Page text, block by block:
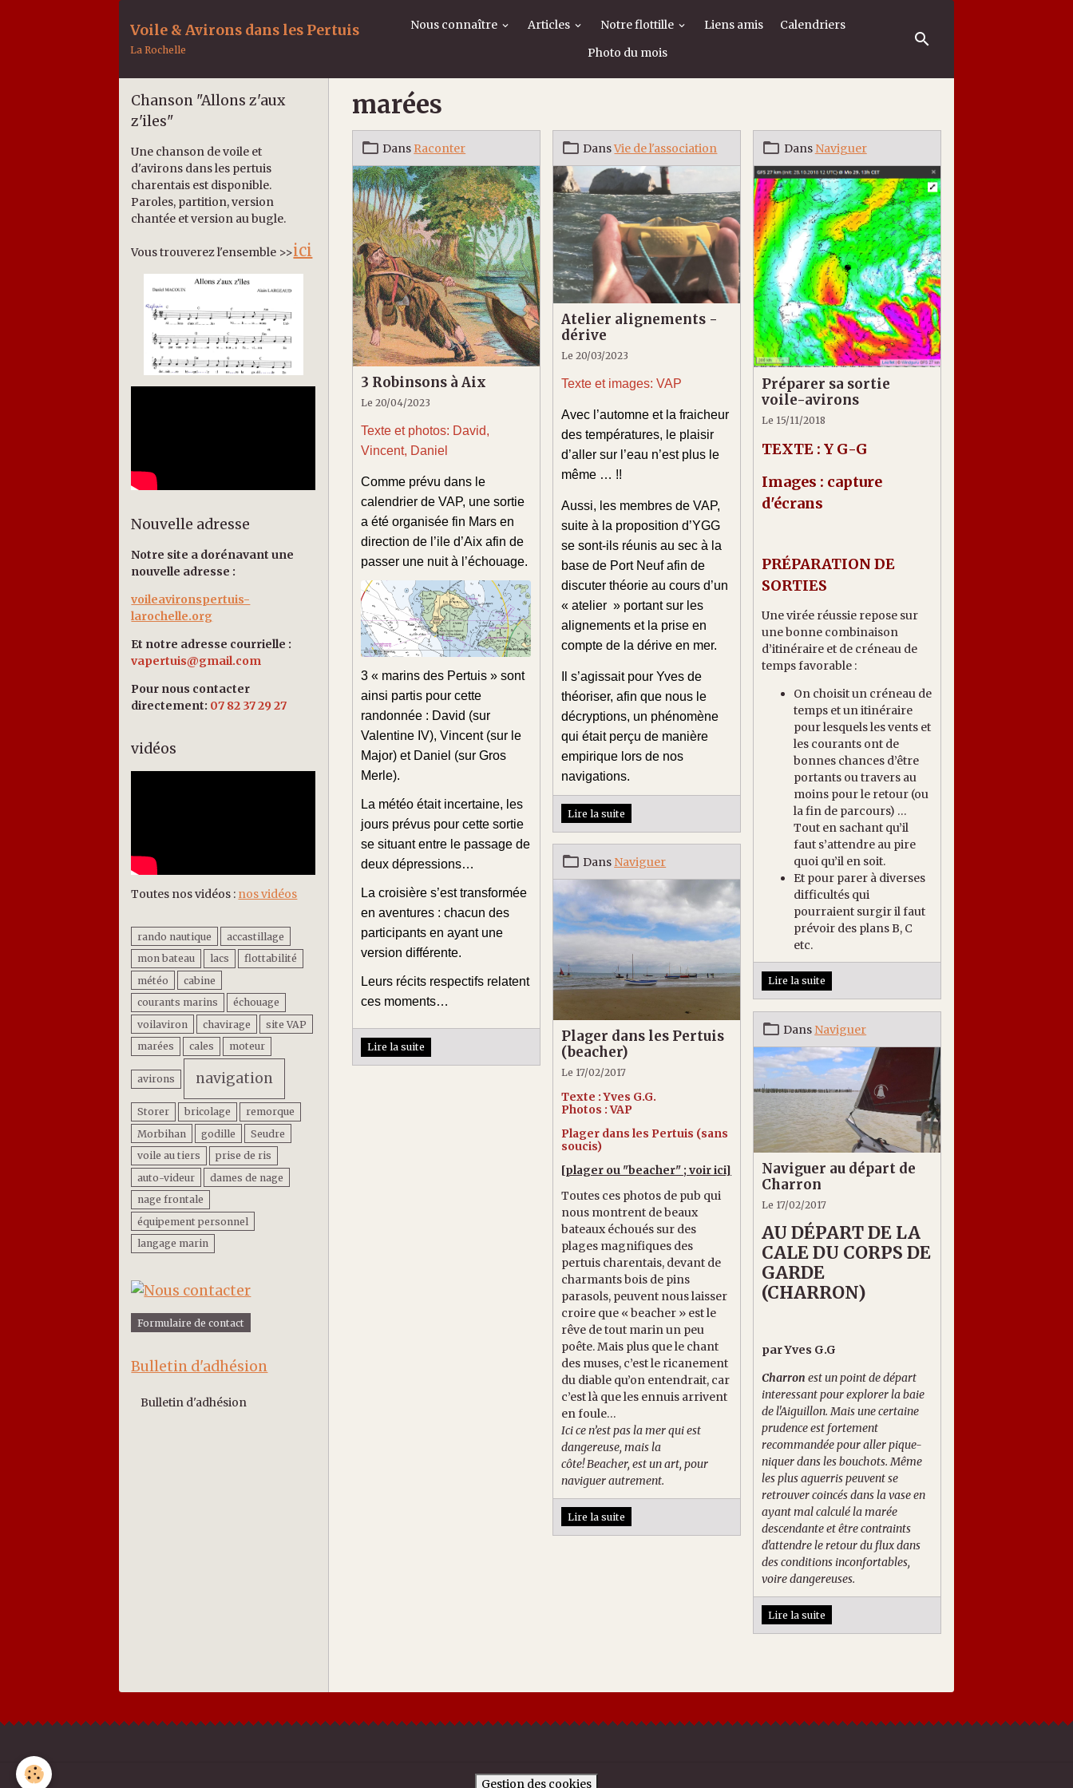
Voile & Avirons dans les Pertuis
La Rochelle
Nous connaître Articles Notre flottille Liens amis
Calendriers
Photo du mois
marées
Dans Raconter
3 Robinsons à Aix
Le 20/04/2023
Texte et photos: David,
Vincent, Daniel
Comme prévu dans le
calendrier de VAP, une sortie
a été organisée fin Mars en
direction de l’ile d’Aix afin de
passer une nuit à l’échouage.
3 « marins des Pertuis » sont
ainsi partis pour cette
randonnée : David (sur
Valentine IV), Vincent (sur le
Major) et Daniel (sur Gros
Merle).
La météo était incertaine, les
jours prévus pour cette sortie
se situant entre le passage de
deux dépressions…
La croisière s’est transformée
en aventures : chacun des
participants en ayant une
version différente.
Leurs récits respectifs relatent
ces moments…
Lire la suite
DansVie de l'association
Atelier alignements -
dérive
Le 20/03/2023
Texte et images: VAP
Avec l’automne et la fraicheur
des températures, le plaisir
d’aller sur l’eau n’est plus le
même … !!
Aussi, les membres de VAP,
suite à la proposition d’YGG
se sont-ils réunis au sec à la
base de Port Neuf afin de
discuter théorie au cours d’un
« atelier » portant sur les
alignements et la prise en
compte de la dérive en mer.
Il s’agissait pour Yves de
théoriser, afin que nous le
décryptions, un phénomène
qui était perçu de manière
empirique lors de nos
navigations.
Lire la suite
Dans Naviguer
Préparer sa sortie
voile-avirons
Le 15/11/2018
TEXTE : Y G-G
Images : capture
d'écrans
PRÉPARATION ​DE
SORTIES
Une virée réussie repose sur
une bonne combinaison
d’itinéraire et de créneau de
temps favorable :
On choisit un créneau de
temps et un itinéraire
pour lesquels les vents et
les courants ont de
bonnes chances d’être
portants ou travers au
moins pour le retour (ou
la fin de parcours) …
Tout en sachant qu’il
faut s’attendre au pire
quoi qu’il en soit.
Et pour parer à diverses
difficultés qui
pourraient surgir il faut
prévoir des plans B, C
etc.
Lire la suite
Dans Naviguer
Plager dans les Pertuis
(beacher)
Le 17/02/2017
Texte : Yves G.G.
Photos : VAP
Plager dans les Pertuis (sans
soucis)
[plager ou "beacher" ; voir ici]
Toutes ces photos de pub qui
nous montrent de beaux
bateaux échoués sur des
plages magnifiques des
pertuis charentais, devant de
charmants bois de pins
parasols, peuvent nous laisser
croire que « beacher » est le
rêve de tout marin un peu
poête. Mais plus que le chant
des muses, c’est le ricanement
du diable qu’on entendrait, car
c’est là que les ennuis arrivent
en foule…
Ici ce n’est pas la mer qui est
dangereuse, mais la
côte! Beacher, est un art, pour
naviguer autrement.
Lire la suite
Dans Naviguer
Naviguer au départ de
Charron
Le 17/02/2017
AU DÉPART DE LA
CALE DU CORPS DE
GARDE
(CHARRON)
par Yves G.G
Charron est un point de départ
interessant pour explorer la baie
de l'Aiguillon. Mais une certaine
prudence est fortement
recommandée pour aller pique-
niquer dans les bouchots. Même
les plus aguerris peuvent se
retrouver coincés dans la vase en
ayant mal calculé la marée
descendante et être contraints
d'attendre le retour du flux dans
des conditions inconfortables,
voire dangereuses.
Lire la suite
Chanson "Allons z'aux
z'iles"
Une chanson de voile et
d'avirons dans les pertuis
charentais est disponible.
Paroles, partition, version
chantée et version au bugle.
Vous trouverez l'ensemble >>ici
Nouvelle adresse
Notre site a dorénavant une
nouvelle adresse :
voileavironspertuis-
larochelle.org
Et notre adresse courrielle :
vapertuis@gmail.com
Pour nous contacter
directement: 07 82 37 29 27
vidéos
Toutes nos vidéos : nos vidéos
rando nautique
accastillage
mon bateau
lacs
flottabilité
météo
cabine
courants marins
échouage
voilaviron
chavirage
site VAP
marées
cales moteur
avirons navigation
Storer bricolage
remorque
Morbihan
godille
Seudre
voile au tiers
prise de ris
auto-videur
dames de nage
nage frontale
équipement personnel
langage marin
Formulaire de contact
Bulletin d'adhésion
Bulletin d'adhésion
Gestion des cookies